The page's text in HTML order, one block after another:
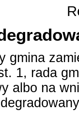
gmina
1, rada
albo na